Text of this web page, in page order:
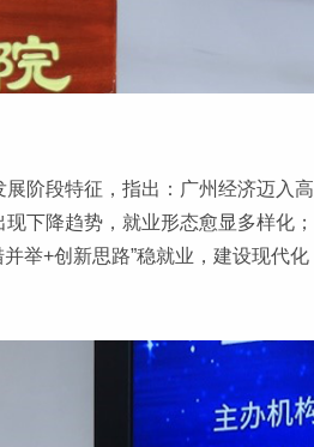
阶段特征，指出：广州经济迈入高
下降趋势，就业形态愈显多样化；
举+创新思路”稳就业，建设现代化